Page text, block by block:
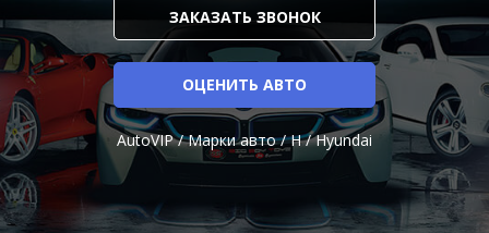
ЗАКАЗАТЬ ЗВОНОК
ОЦЕНИТЬ АВТО
AutoVIP/Марки авто/H/Hyundai